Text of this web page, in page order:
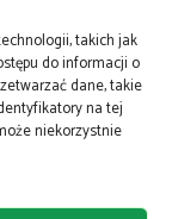
takich jak
do informacji o
dane, takie
na tej
niekorzystnie